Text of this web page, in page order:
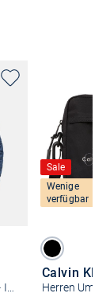
Herren Winterset - INGjert
Sale
Wenige
verfügbar